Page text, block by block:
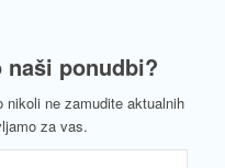
ponudbi?
ne zamudite aktualnih
za vas.